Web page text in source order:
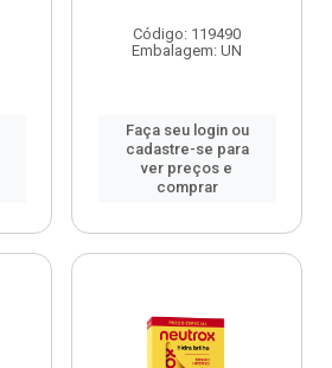
Código: 119490
Embalagem: UN
Faça seu login ou
cadastre-se para
ver preços e
comprar